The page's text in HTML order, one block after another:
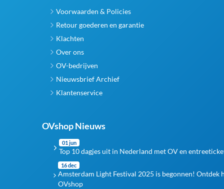
Voorwaarden & Policies
Retour goederen en garantie
Klachten
Over ons
OV-bedrijven
Nieuwsbrief Archief
Klantenservice
OVshop Nieuws
01 jun
Top 10 dagjes uit in Nederland met OV en
16 dec
Amsterdam Light Festival 2025 is begonnen! Ontdek
OVshop